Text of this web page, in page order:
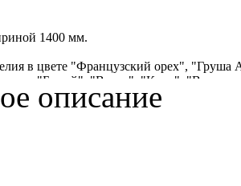
1400 мм.
в цвете "Французский орех",
"Белый", "Венге", "Клен", "Венге-
описание